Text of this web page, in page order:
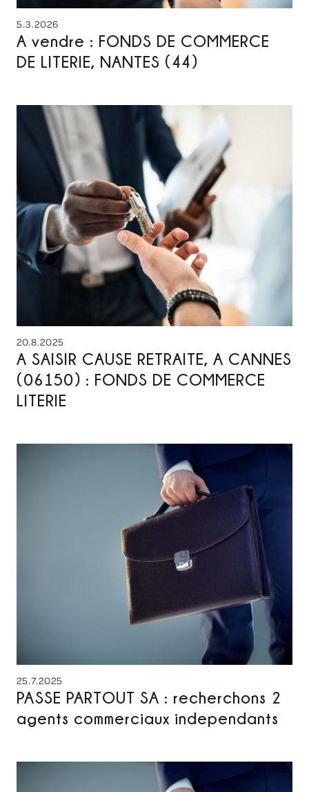
5.3.2026
A vendre : FONDS DE COMMERCE
DE LITERIE, NANTES (44)
20.8.2025
A SAISIR CAUSE RETRAITE, A CANNES
(06150) : FONDS DE COMMERCE
LITERIE
25.7.2025
PASSE PARTOUT SA : recherchons 2
agents commerciaux independants